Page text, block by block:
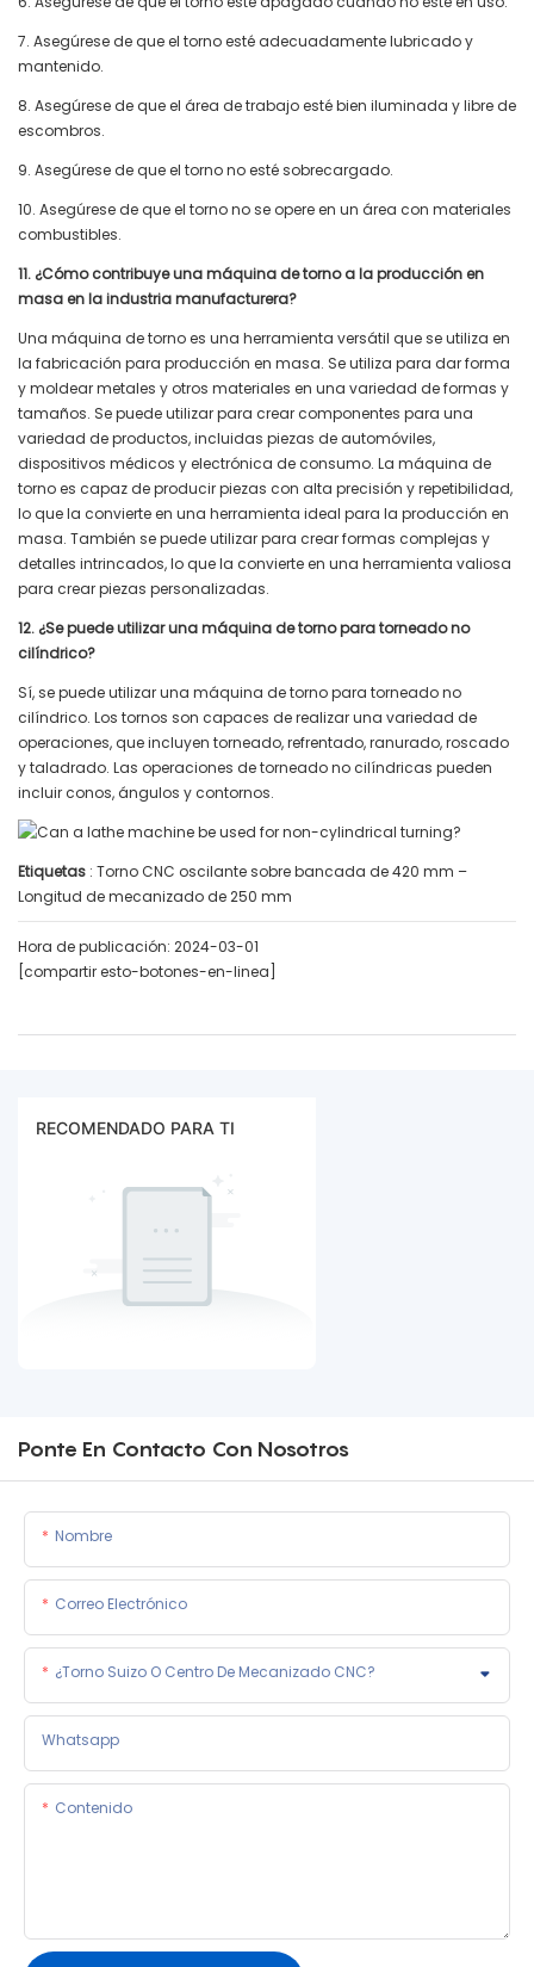
7. Asegúrese de que el torno esté adecuadamente lubricado y
mantenido.
8. Asegúrese de que el área de trabajo esté bien iluminada y libre de
escombros.
9. Asegúrese de que el torno no esté sobrecargado.
10. Asegúrese de que el torno no se opere en un área con materiales
combustibles.
11. ¿Cómo contribuye una máquina de torno a la producción en
masa en la industria manufacturera?
Una máquina de torno es una herramienta versátil que se utiliza en
la fabricación para producción en masa. Se utiliza para dar forma
y moldear metales y otros materiales en una variedad de formas y
tamaños. Se puede utilizar para crear componentes para una
variedad de productos, incluidas piezas de automóviles,
dispositivos médicos y electrónica de consumo. La máquina de
torno es capaz de producir piezas con alta precisión y repetibilidad,
lo que la convierte en una herramienta ideal para la producción en
masa. También se puede utilizar para crear formas complejas y
detalles intrincados, lo que la convierte en una herramienta valiosa
para crear piezas personalizadas.
12. ¿Se puede utilizar una máquina de torno para torneado no
cilíndrico?
Sí, se puede utilizar una máquina de torno para torneado no
cilíndrico. Los tornos son capaces de realizar una variedad de
operaciones, que incluyen torneado, refrentado, ranurado, roscado
y taladrado. Las operaciones de torneado no cilíndricas pueden
incluir conos, ángulos y contornos.
Etiquetas : Torno CNC oscilante sobre bancada de 420 mm –
Longitud de mecanizado de 250 mm
Hora de publicación: 2024-03-01
[compartir esto-botones-en-linea]
RECOMENDADO PARA TI
Ponte En Contacto Con Nosotros
Nombre
Correo Electrónico
¿Torno Suizo O Centro De Mecanizado CNC?
Whatsapp
Contenido